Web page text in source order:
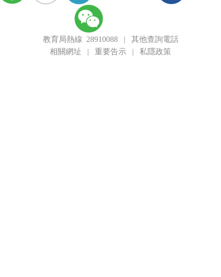
教育局熱線 28910088| 其他查詢電話
相關網址 | 重要告示 | 私隱政策